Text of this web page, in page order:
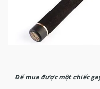
Để mua được một chiếc